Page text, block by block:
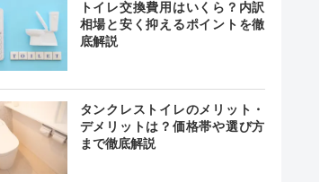
トイレ交換費用はいくら？内訳
相場と安く抑えるポイントを徹
底解説
タンクレストイレのメリット・
デメリットは？価格帯や選び方
まで徹底解説